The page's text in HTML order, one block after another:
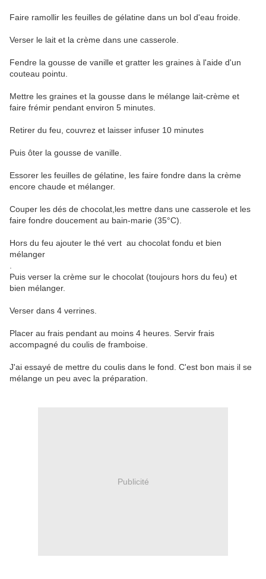
Faire ramollir les feuilles de gélatine dans un bol d'eau froide.
Verser le lait et la crème dans une casserole.
Fendre la gousse de vanille et gratter les graines à l'aide d'un
couteau pointu.
Mettre les graines et la gousse dans le mélange lait-crème et
faire frémir pendant environ 5 minutes.
Retirer du feu, couvrez et laisser infuser 10 minutes
Puis ôter la gousse de vanille.
Essorer les feuilles de gélatine, les faire fondre dans la crème
encore chaude et mélanger.
Couper les dés de chocolat,les mettre dans une casserole et les
faire fondre doucement au bain-marie (35°C).
Hors du feu ajouter le thé vert au chocolat fondu et bien
mélanger
Puis verser la crème sur le chocolat (toujours hors du feu) et
bien mélanger.
Verser dans 4 verrines.
Placer au frais pendant au moins 4 heures. Servir frais
accompagné du coulis de framboise.
J'ai essayé de mettre du coulis dans le fond. C'est bon mais il se
mélange un peu avec la préparation.
Publicité